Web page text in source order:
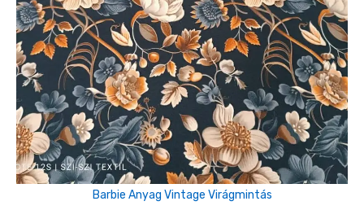
Barbie Anyag Vintage Virágmintás